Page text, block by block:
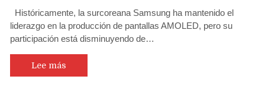
Históricamente, la surcoreana Samsung ha mantenido el
liderazgo en la producción de pantallas AMOLED, pero su
participación está disminuyendo de…
Lee más